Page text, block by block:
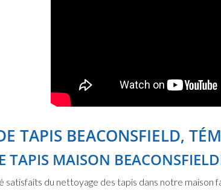
TAPIS BEACONSFIELD,
TAPIS MAISON
satisfaits du nettoyage des tapis dans notre